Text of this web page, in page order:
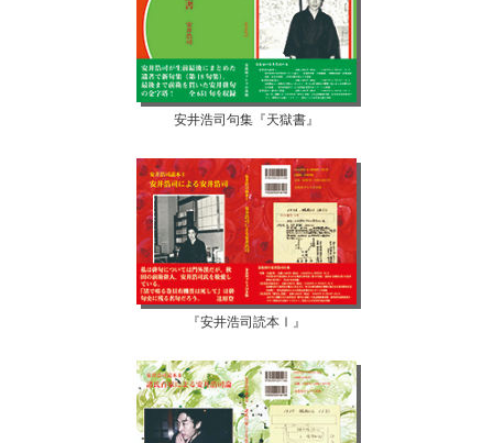
安井浩司句集『天獄書』
『安井浩司読本Ⅰ』